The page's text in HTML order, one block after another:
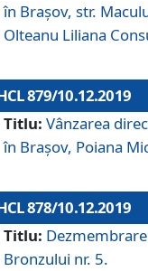
în Brașov, str.
Olteanu Liliana
879/10.12.2019
Titlu: Vânzarea
în Brașov, Poiana
878/10.12.2019
Titlu:
Bronzului nr. 5.